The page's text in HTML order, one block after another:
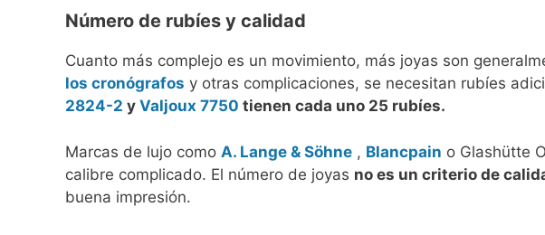
Número de rubíes y calidad
Cuanto más complejo es un movimiento, más joyas son
los cronógrafos y otras complicaciones, se necesitan rubíes
2824-2 y Valjoux 7750 tienen cada uno 25 rubíes.
Marcas de lujo como A. Lange & Söhne , Blancpain o Glashütte
calibre complicado. El número de joyas no es un criterio de
buena impresión.